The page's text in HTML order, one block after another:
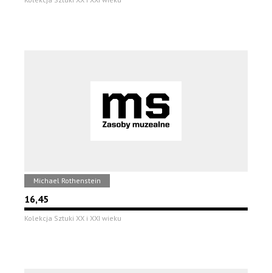
Michael Rothenstein
16,45
Kolekcja Sztuki XX i XXI wieku